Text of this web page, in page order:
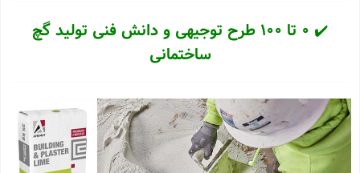
✔️ 0 تا 100 طرح توجیهی و دانش فنی تولید
گچ
ساختمانی